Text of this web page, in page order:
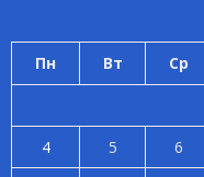
Пн Вт Ср
4
5 6